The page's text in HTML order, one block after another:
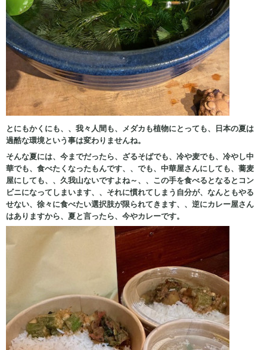
とにもかくにも、、我々人間も、メダカも植物にとっても、日本の夏は
過酷な環境という事は変わりませんね。
そんな夏には、今までだったら、ざるそばでも、冷や麦でも、冷やし中
華でも、食べたくなったもんです、、でも、中華屋さんにしても、蕎麦
屋にしても、、久我山ないですよね～、、この手を食べるとなるとコン
ビニになってしまいます、、それに慣れてしまう自分が、なんともやる
せない、徐々に食べたい選択肢が限られてきます、、逆にカレー屋さん
はありますから、夏と言ったら、今やカレーです。